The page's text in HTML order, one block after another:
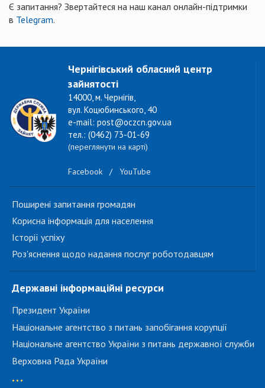
Є запитання? Звертайтеся на наш канал онлайн-підтримки
в Telegram.
Чернігівський обласний центр
зайнятості
14000, м. Чернігів,
вул. Коцюбинського, 40
e-mail: post@oczcn.gov.ua
тел.: (0462) 73-01-69
(переглянути на карті)
Facebook / YouTube
Поширені запитання громадян
Корисна інформація для населення
Історії успіху
Роз'яснення щодо надання послуг роботодавцям
Державні інформаційні ресурси
Президент України
Національне агентство з питань запобігання корупції
Національне агентство України з питань державної служби
Верховна Рада України
...